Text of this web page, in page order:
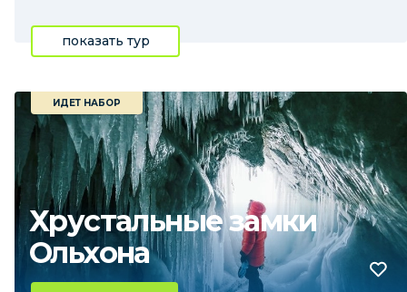
показать тур
Хрустальные замки
Ольхона
ИДЕТ НАБОР